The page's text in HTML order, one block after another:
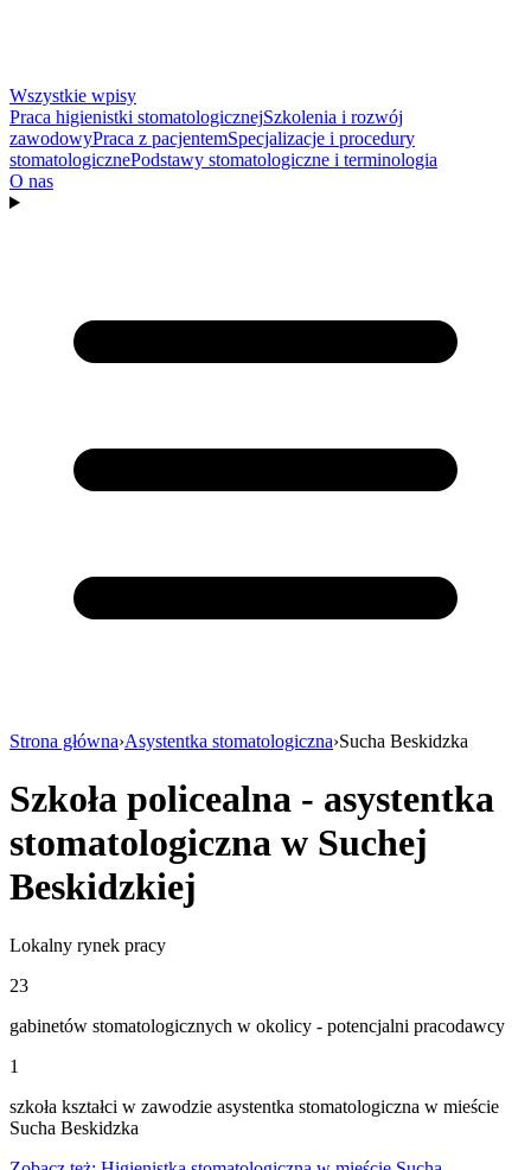
Wszystkie wpisy
Praca higienistki stomatologicznejSzkolenia i rozwój
zawodowyPraca z pacjentemSpecjalizacje i procedury
stomatologicznePodstawy stomatologiczne i terminologia
O nas
Strona główna›Asystentka stomatologiczna›Sucha Beskidzka
Szkoła policealna - asystentka
stomatologiczna w Suchej
Beskidzkiej
Lokalny rynek pracy
23
gabinetów stomatologicznych w okolicy - potencjalni pracodawcy
1
szkoła kształci w zawodzie asystentka stomatologiczna w mieście
Sucha Beskidzka